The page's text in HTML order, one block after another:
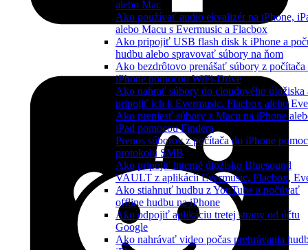
alebo Mac
Ako používať audio ekvalizér na iPhone,
alebo Macu s Evermusic a Flacbox
Ako pripojiť USB flash disk k iPhone a
hudbu alebo spravovať súbory na ňom
Ako bezdrôtovo prenášať súbory z počítača
iPhone pomocou WiFi-Drive
Ako nahrať súbory do cloudového úložiska
pripojiť ich k Evermusic, Flacbox alebo
Ako preniesť súbory z Macu na iPhone
iPad pomocou Findera
Prenos súborov z počítača do iPhone
protokolu SMB
Ako pripojiť interné úložisko Bluesound
VAULT z aplikácií Evermusic, Flacbox,
Ako stiahnuť hudbu z YouTube a počúvať
offline hudbu na iPhone
Ako odpojiť aplikáciu tretej strany od účtu
Google
Ako nahrávať video počas prehrávania